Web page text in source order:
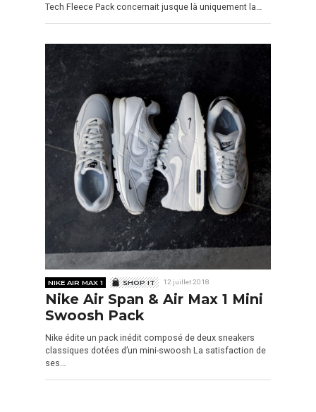
Tech Fleece Pack concernait jusque là uniquement la…
NIKE AIR MAX 1 SHOP IT 12 juillet 2018
Nike Air Span & Air Max 1 Mini
Swoosh Pack
Nike édite un pack inédit composé de deux sneakers
classiques dotées d’un mini-swoosh La satisfaction de
ses…